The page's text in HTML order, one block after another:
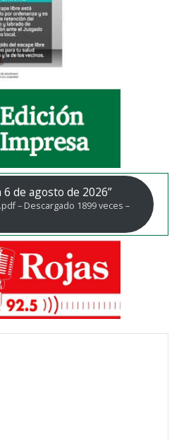
de agosto de 2026”
– Descargado 1899 veces –